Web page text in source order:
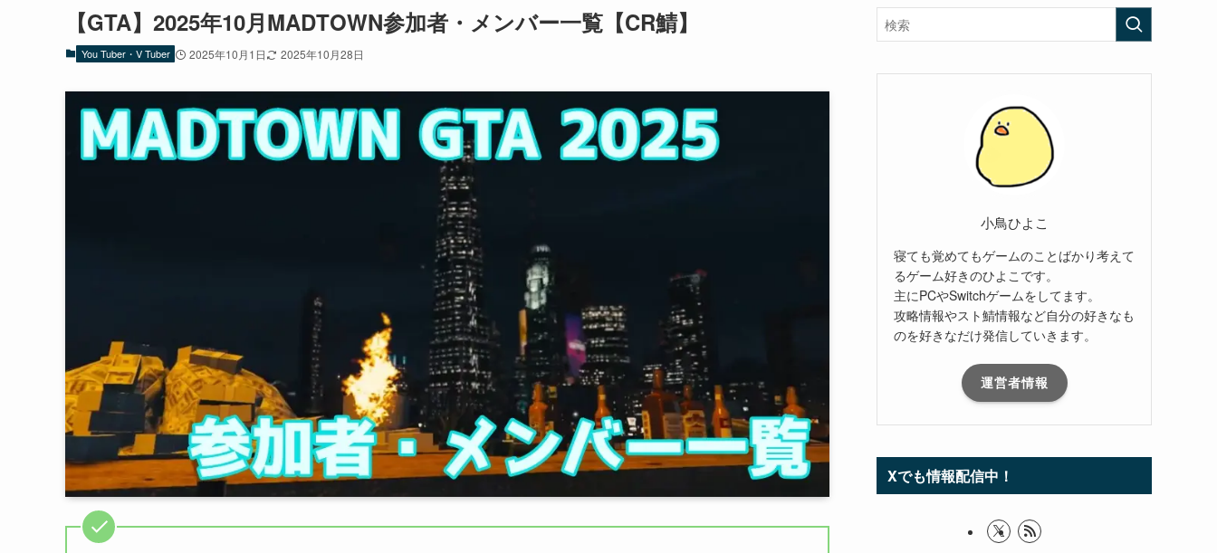
【GTA】2025年10月MADTOWN参加者・メンバー一覧【CR鯖】
You Tuber・V Tuber 2025年10月1日 2025年10月28日
小鳥ひよこ
寝ても覚めてもゲームのことばかり考えて
るゲーム好きのひよこです。
主にPCやSwitchゲームをしてます。
攻略情報やスト鯖情報など自分の好きなも
のを好きなだけ発信していきます。
運営者情報
Xでも情報配信中！